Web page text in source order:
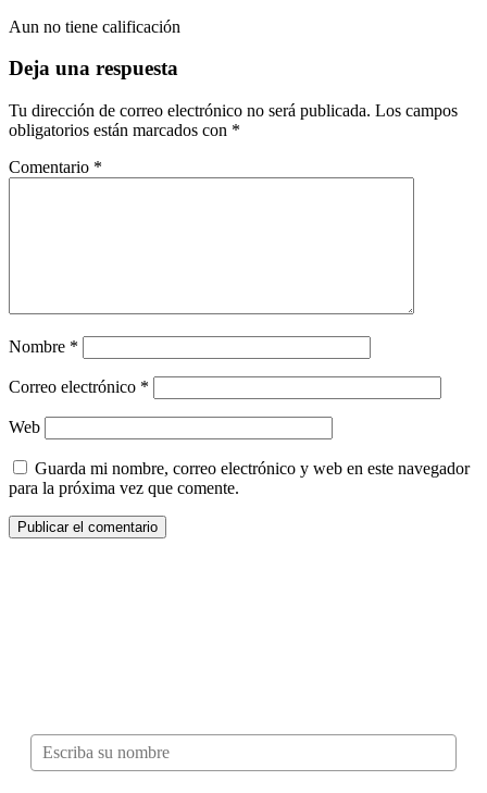
Aun no tiene calificación
Deja una respuesta
Tu dirección de correo electrónico no será publicada. Los campos
obligatorios están marcados con *
Comentario *
Nombre *
Correo electrónico *
Web
Guarda mi nombre, correo electrónico y web en este navegador
para la próxima vez que comente.